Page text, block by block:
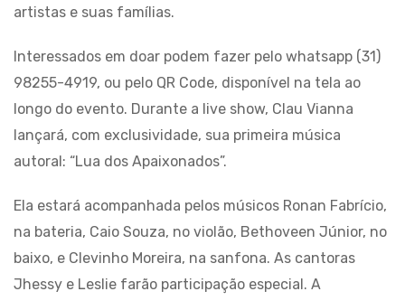
artistas e suas famílias.
Interessados em doar podem fazer pelo whatsapp (31)
98255-4919, ou pelo QR Code, disponível na tela ao
longo do evento. Durante a live show, Clau Vianna
lançará, com exclusividade, sua primeira música
autoral: “Lua dos Apaixonados”.
Ela estará acompanhada pelos músicos Ronan Fabrício,
na bateria, Caio Souza, no violão, Bethoveen Júnior, no
baixo, e Clevinho Moreira, na sanfona. As cantoras
Jhessy e Leslie farão participação especial. A